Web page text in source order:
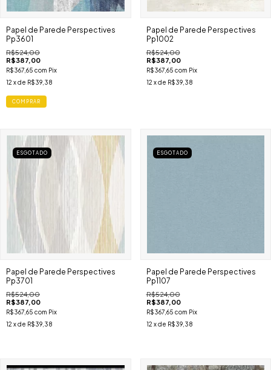
Papel de Parede Perspectives
Pp3601
R$524,00
R$387,00
R$367,65 com Pix
12 x de R$39,38
COMPRAR
Papel de Parede Perspectives
Pp1002
R$524,00
R$387,00
R$367,65 com Pix
12 x de R$39,38
ESGOTADO
Papel de Parede Perspectives
Pp3701
R$524,00
R$387,00
R$367,65 com Pix
12 x de R$39,38
ESGOTADO
Papel de Parede Perspectives
Pp1107
R$524,00
R$387,00
R$367,65 com Pix
12 x de R$39,38